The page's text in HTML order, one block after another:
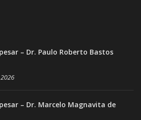
– Dr. Paulo Roberto Bastos
– Dr. Marcelo Magnavita de